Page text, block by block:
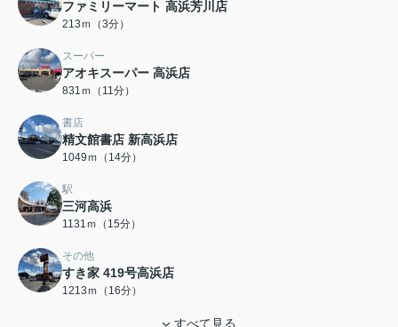
ファミリーマート 高浜芳川店
213ｍ（3分）
スーパー
アオキスーパー 高浜店
831ｍ（11分）
書店
精文館書店 新高浜店
1049ｍ（14分）
駅
三河高浜
1131ｍ（15分）
その他
すき家 419号高浜店
1213ｍ（16分）
すべて見る